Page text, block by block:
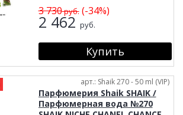
3 730руб.(-34%)
2 462 руб.
арт.: Shaik 270 - 50 ml (VIP)
Парфюмерия Shaik SHAIK /
Парфюмерная вода №270